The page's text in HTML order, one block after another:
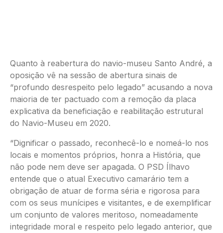
Quanto à reabertura do navio-museu Santo André, a
oposição vê na sessão de abertura sinais de
“profundo desrespeito pelo legado” acusando a nova
maioria de ter pactuado com a remoção da placa
explicativa da beneficiação e reabilitação estrutural
do Navio-Museu em 2020.
“Dignificar o passado, reconhecê-lo e nomeá-lo nos
locais e momentos próprios, honra a História, que
não pode nem deve ser apagada. O PSD Ílhavo
entende que o atual Executivo camarário tem a
obrigação de atuar de forma séria e rigorosa para
com os seus munícipes e visitantes, e de exemplificar
um conjunto de valores meritoso, nomeadamente
integridade moral e respeito pelo legado anterior, que